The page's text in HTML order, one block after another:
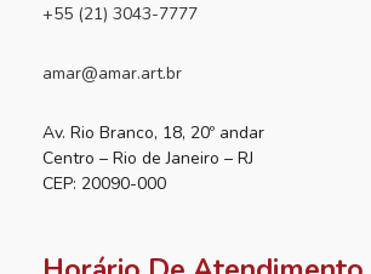
+55 (21) 3043-7777
amar@amar.art.br
Av. Rio Branco, 18, 20º andar
Centro – Rio de Janeiro – RJ
CEP: 20090-000